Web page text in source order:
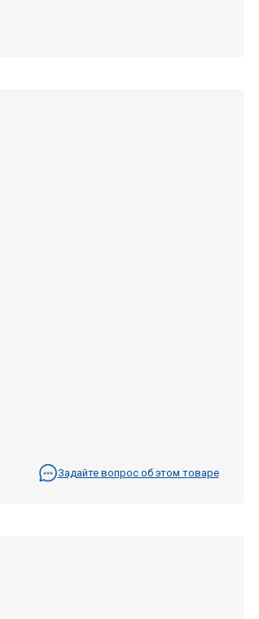
Задайте вопрос об этом товаре